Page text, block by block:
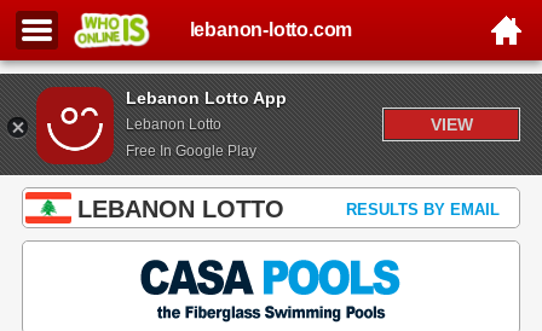
Lebanon Lotto App
Lebanon Lotto
Free In Google Play
VIEW
lebanon-lotto.com
LEBANON LOTTO RESULTS BY EMAIL